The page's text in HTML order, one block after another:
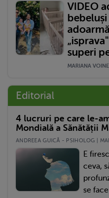
VIDEO
bebeluși
superi
MARIANA
Editorial
4 lucruri pe care le-
Mondială a Sănătății
ANDREEA GUICĂ - PSIHOLOG |
E
ceva,
se